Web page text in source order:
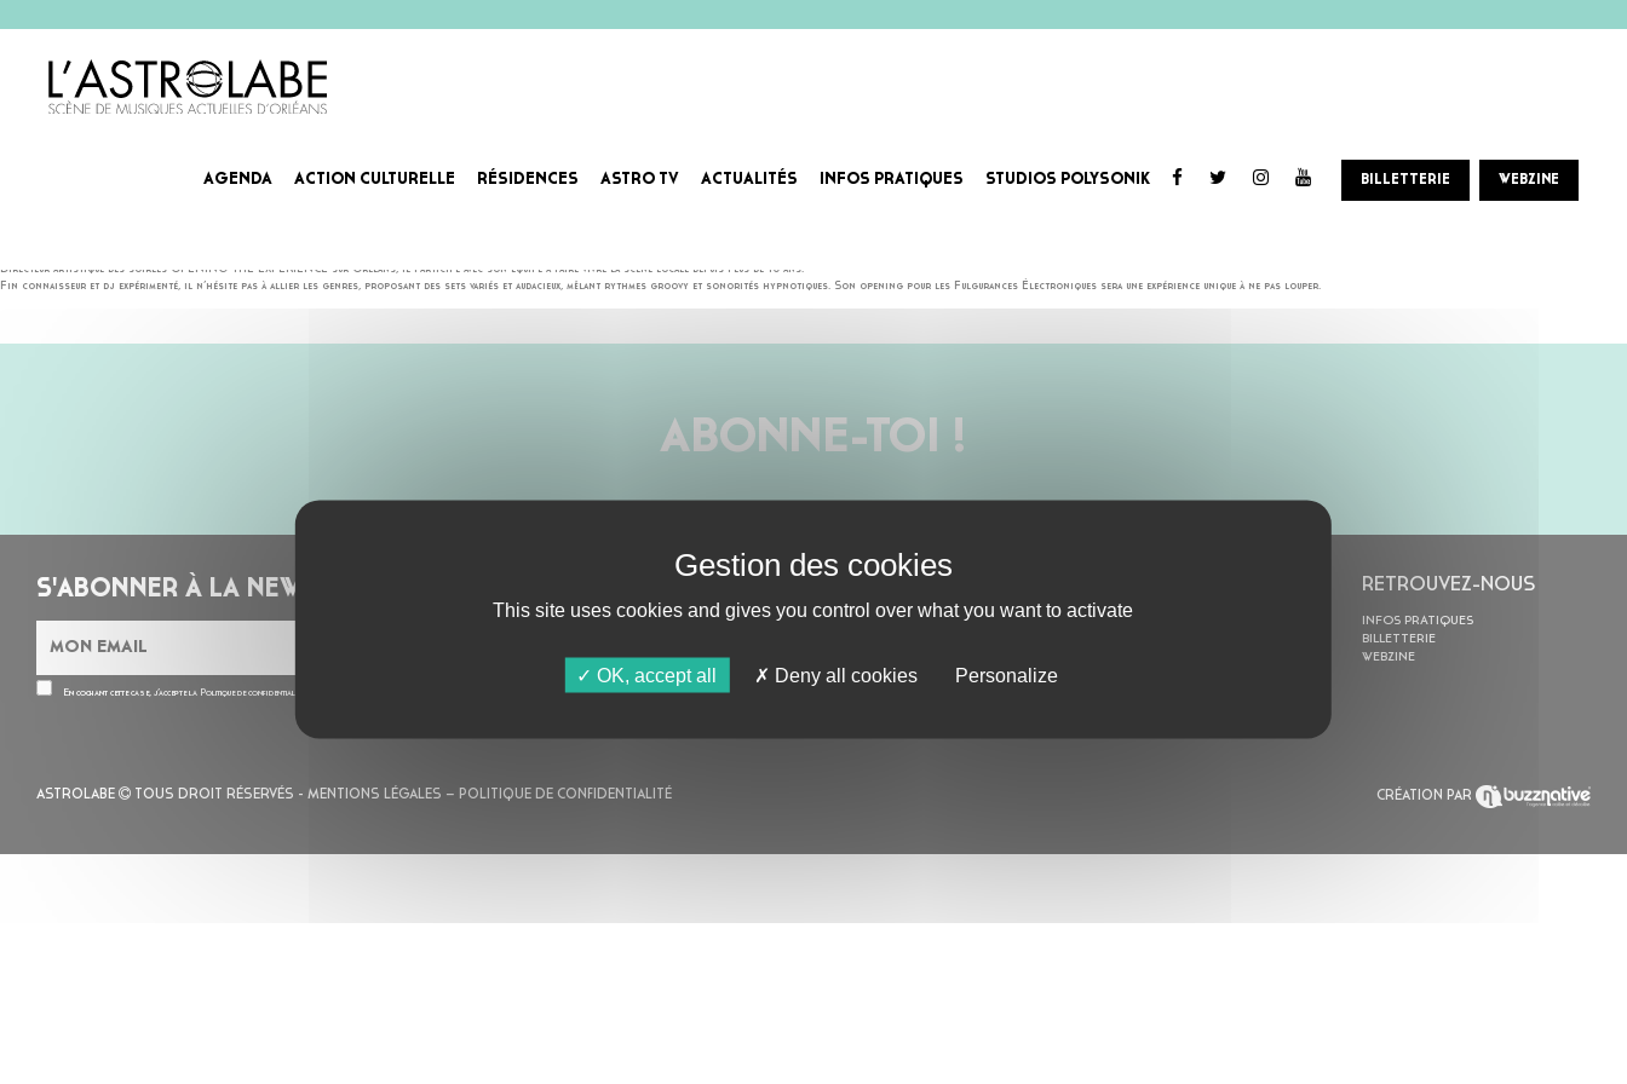
AGENDA ACTION CULTURELLE RÉSIDENCES ASTRO TV ACTUALITÉS INFOS PRATIQUES STUDIOS POLYSONIK BILLETTERIE WEBZINE
Directeur artistique des soirées OPENING THE EXPERIENCE sur Orléans, il participe avec son équipe à faire vivre la scène locale depuis plus de 10 ans.
Fin connaisseur et dj expérimenté, il n’hésite pas à allier les genres, proposant des sets variés et audacieux, mêlant rythmes groovy et sonorités hypnotiques. Son opening pour les Fulgurances Électroniques sera une expérience unique à ne pas louper.
ABONNE-TOI !
S'ABONNER À LA NEWSLETTER
En cochant cette case, j’accepte la Politique de confidentialité
AGENDA
ACTION CULTURELLE
RETROUVEZ-NOUS
INFOS PRATIQUES
BILLETTERIE
WEBZINE
ASTROLABE TOUS DROIT RÉSERVÉS - MENTIONS LÉGALES – POLITIQUE DE CONFIDENTIALITÉ CRÉATION PAR
This site uses cookies and gives you control over what you want to activate
OK, accept all Deny all cookies Personalize